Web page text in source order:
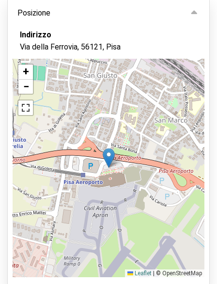
Posizione
Indirizzo
Via della Ferrovia, 56121, Pisa
+
−
Leaflet © OpenStreetMap